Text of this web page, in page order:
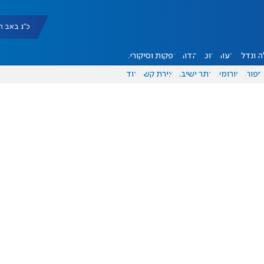
כ"ג באב תשפ"ו
ונדל"ן דעות אוכל יהדות הפקות וסיקורים
ספורט פורומים אתר ישיבה יצירת קשר עוד